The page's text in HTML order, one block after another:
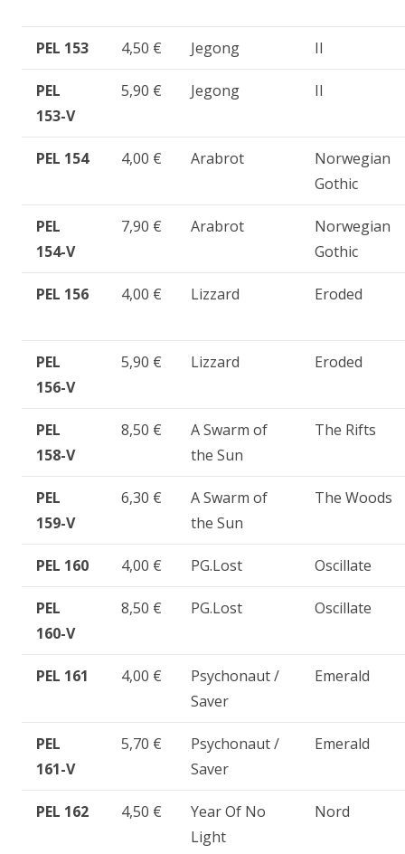
PEL 153 4,50 € Jegong II
PEL
153-V
5,90 € Jegong II
PEL 154 4,00 € Arabrot
Norwegian
Gothic
PEL
154-V
7,90 € Arabrot
Norwegian
Gothic
PEL 156 4,00 € Lizzard Eroded
PEL
156-V
5,90 € Lizzard Eroded
PEL
158-V
8,50 €
A Swarm of
the Sun
The Rifts
PEL
159-V
6,30 €
A Swarm of
the Sun
The Woods
PEL 160 4,00 € PG.Lost Oscillate
PEL
160-V
8,50 € PG.Lost Oscillate
PEL 161 4,00 €
Psychonaut /
Saver
Emerald
PEL
161-V
5,70 €
Psychonaut /
Saver
Emerald
PEL 162 4,50 €
Year Of No
Light
Nord